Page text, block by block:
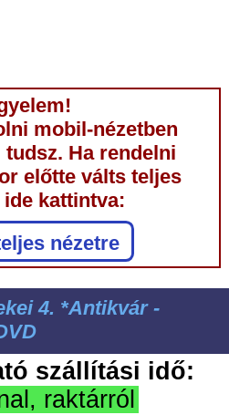
mobil-nézetben
Ha rendelni
előtte válts teljes
ide kattintva:
nézetre
4. *Antikvár -
szállítási idő:
raktárról